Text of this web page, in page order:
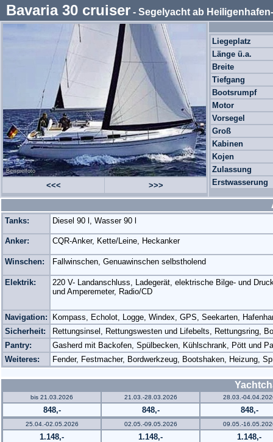
Bavaria 30 cruiser - Segelyacht ab
Beispielfoto
<<< >>>
Liegeplatz
Länge ü.a.
Breite
Tiefgang
Bootsrumpf
Motor
Vorsegel
Groß
Kabinen
Kojen
Zulassung
Erstwasserung
Tanks: Diesel 90 l, Wasser 90 l
Anker: CQR-Anker, Kette/Leine, Heckanker
Winschen: Fallwinschen, Genuawinschen selbstholend
Elektrik:
220 V- Landanschluss, Ladegerät, elektrische Bilge- und
und Amperemeter, Radio/CD
Navigation:
Kompass, Echolot, Logge, Windex, GPS, Seekarten,
Sicherheit:
Rettungsinsel, Rettungswesten und Lifebelts, Rettungsring,
Pantry:
Gasherd mit Backofen, Spülbecken, Kühlschrank, Pött und
Weiteres:
Fender, Festmacher, Bordwerkzeug, Bootshaken, Heizung,
bis 21.03.2026 21.03.-28.03.2026 28.03.-
848,- 848,- 848,-
25.04.-02.05.2026 02.05.-09.05.2026 09.05.-
1.148,- 1.148,- 1.148,-